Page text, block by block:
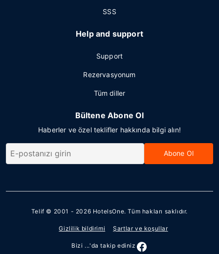
SSS
Help and support
Support
Rezervasyonum
Tüm diller
Bültene Abone Ol
Haberler ve özel teklifler hakkında bilgi alın!
Abone Ol
Telif © 2001 - 2026 HotelsOne. Tüm hakları saklıdır.
Gizlilik bildirimi Şartlar ve koşullar
Bizi ...'da takip ediniz